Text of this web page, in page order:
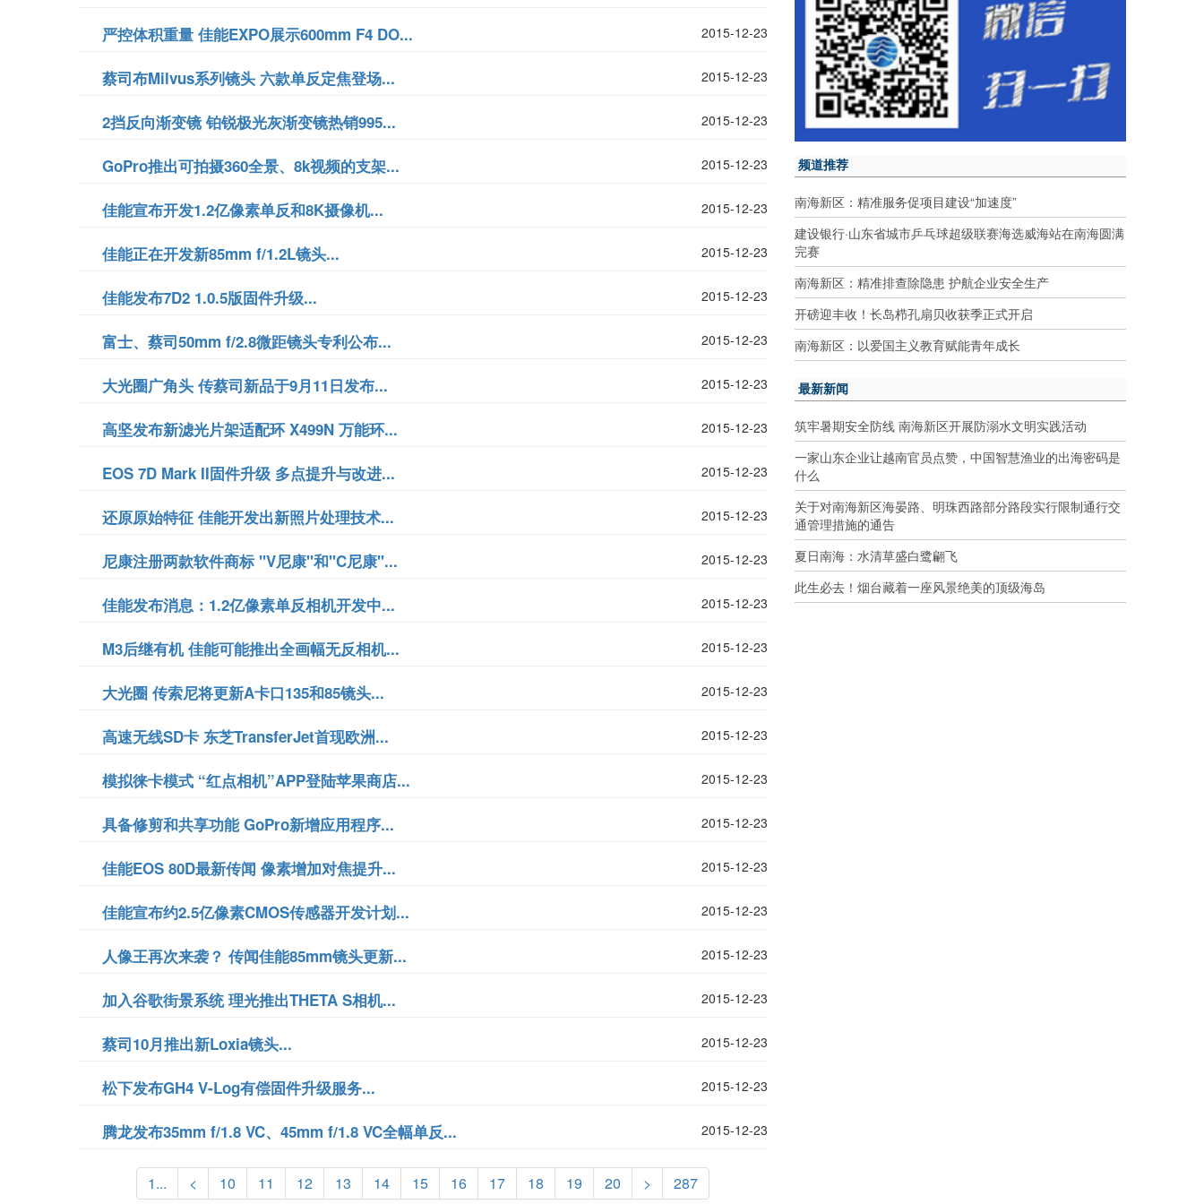
严控体积重量 佳能EXPO展示600mm F4 DO... 2015-12-23
蔡司布Milvus系列镜头 六款单反定焦登场... 2015-12-23
2挡反向渐变镜 铂锐极光灰渐变镜热销995... 2015-12-23
GoPro推出可拍摄360全景、8k视频的支架... 2015-12-23
佳能宣布开发1.2亿像素单反和8K摄像机... 2015-12-23
佳能正在开发新85mm f/1.2L镜头... 2015-12-23
佳能发布7D2 1.0.5版固件升级... 2015-12-23
富士、蔡司50mm f/2.8微距镜头专利公布... 2015-12-23
大光圈广角头 传蔡司新品于9月11日发布... 2015-12-23
高坚发布新滤光片架适配环 X499N 万能环... 2015-12-23
EOS 7D Mark II固件升级 多点提升与改进... 2015-12-23
还原原始特征 佳能开发出新照片处理技术... 2015-12-23
尼康注册两款软件商标 "V尼康"和"C尼康"... 2015-12-23
佳能发布消息：1.2亿像素单反相机开发中... 2015-12-23
M3后继有机 佳能可能推出全画幅无反相机... 2015-12-23
大光圈 传索尼将更新A卡口135和85镜头... 2015-12-23
高速无线SD卡 东芝TransferJet首现欧洲... 2015-12-23
模拟徕卡模式 “红点相机”APP登陆苹果商店... 2015-12-23
具备修剪和共享功能 GoPro新增应用程序... 2015-12-23
佳能EOS 80D最新传闻 像素增加对焦提升... 2015-12-23
佳能宣布约2.5亿像素CMOS传感器开发计划... 2015-12-23
人像王再次来袭？ 传闻佳能85mm镜头更新... 2015-12-23
加入谷歌街景系统 理光推出THETA S相机... 2015-12-23
蔡司10月推出新Loxia镜头... 2015-12-23
松下发布GH4 V-Log有偿固件升级服务... 2015-12-23
腾龙发布35mm f/1.8 VC、45mm f/1.8 VC全幅单反... 2015-12-23
1... < 10 11 12 13 14 15 16 17 18 19 20 > 287
频道推荐
南海新区：精准服务促项目建设“加速度”
建设银行·山东省城市乒乓球超级联赛海选威海站在南海圆满
完赛
南海新区：精准排查除隐患 护航企业安全生产
开磅迎丰收！长岛栉孔扇贝收获季正式开启
南海新区：以爱国主义教育赋能青年成长
最新新闻
筑牢暑期安全防线 南海新区开展防溺水文明实践活动
一家山东企业让越南官员点赞，中国智慧渔业的出海密码是
什么
关于对南海新区海晏路、明珠西路部分路段实行限制通行交
通管理措施的通告
夏日南海：水清草盛白鹭翩飞
此生必去！烟台藏着一座风景绝美的顶级海岛